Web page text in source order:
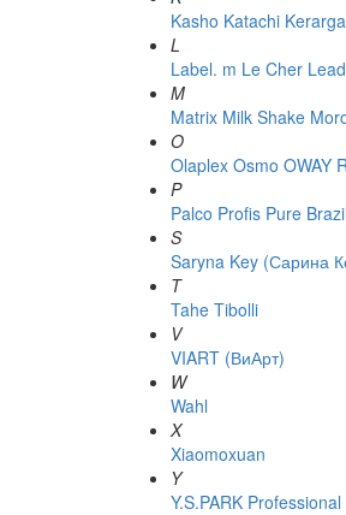
Kasho Katachi
L
Label. m Le Cher
M
Matrix Milk Shake
O
Olaplex Osmo OWAY
P
Palco Profis Pure
S
Saryna Key (Сарина
T
Tahe Tibolli
V
VIART (ВиАрт)
W
Wahl
X
Xiaomoxuan
Y
Y.S.PARK Professional